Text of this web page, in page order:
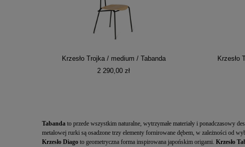
Krzesło Trojka / medium / Tabanda
2 290,00 zł
Krzesło
Tabanda to przede wszystkim naturalne, wytrzymałe materiały i ponadczasowy
metalowej rurki są osadzone trzy elementy fornirowane dębem, w zależności od
Krzesło Diago to geometryczna forma inspirowana japońskim origami. Krzesło